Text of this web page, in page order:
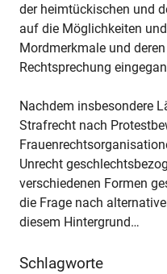
der heimtückischen und
auf die Möglichkeiten
Mordmerkmale und
Rechtsprechung
Nachdem insbesondere
Strafrecht nach
Unrecht
verschiedenen Formen
die Frage nach
diesem Hintergrund…
Schlagworte